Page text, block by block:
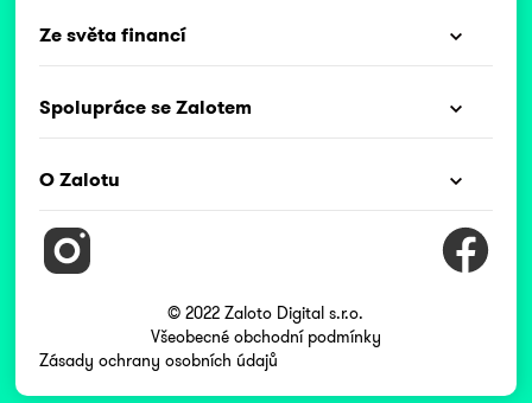
Ze světa financí
Spolupráce se Zalotem
O Zalotu
© 2022 Zaloto Digital s.r.o.
Všeobecné obchodní podmínky
Zásady ochrany osobních údajů